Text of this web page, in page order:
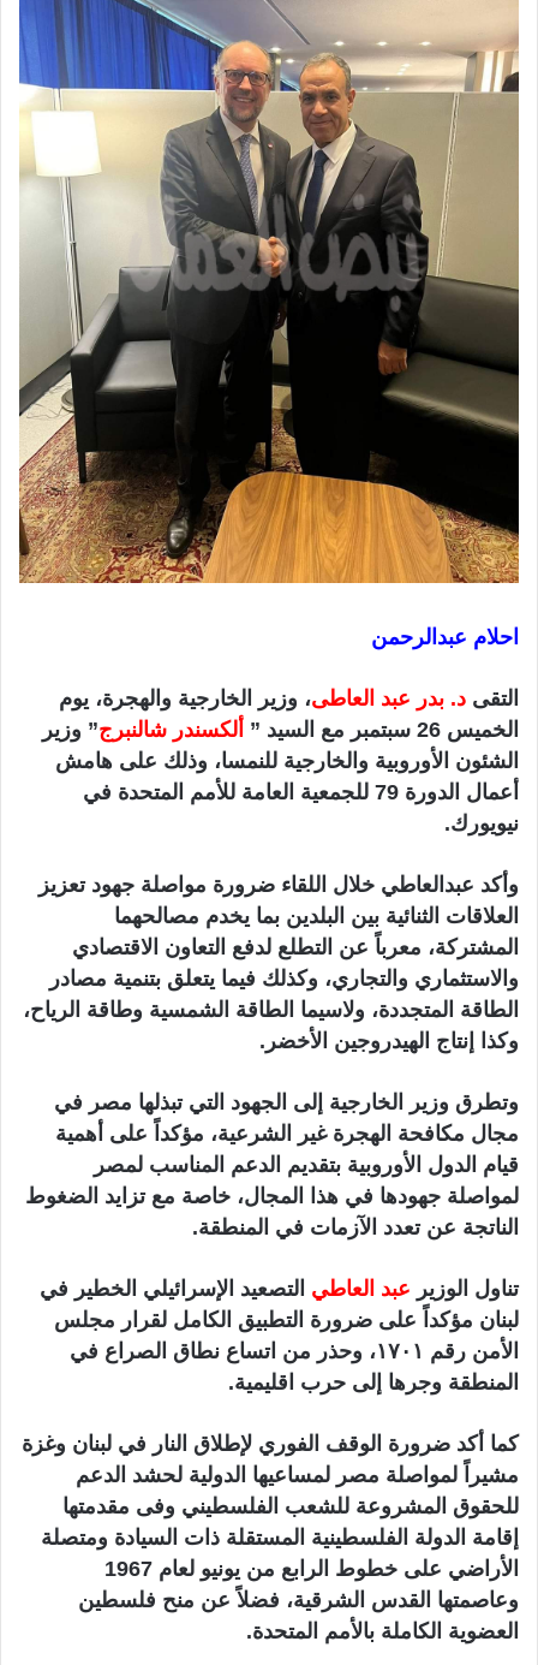
احلام عبدالرحمن
التقى د. بدر عبد العاطى، وزير الخارجية والهجرة، يوم
الخميس 26 سبتمبر مع السيد ”
ألكسندر شالنبرج” وزير
الشئون الأوروبية والخارجية للنمسا، وذلك على هامش
أعمال الدورة 79 للجمعية العامة للأمم المتحدة في
نيويورك.
وأكد عبدالعاطي خلال اللقاء ضرورة مواصلة جهود تعزيز
العلاقات الثنائية بين البلدين بما يخدم مصالحهما
المشتركة، معرباً عن التطلع لدفع التعاون الاقتصادي
والاستثماري والتجاري، وكذلك فيما يتعلق بتنمية مصادر
الطاقة المتجددة، ولاسيما الطاقة الشمسية وطاقة الرياح،
وكذا إنتاج الهيدروجين الأخضر.
وتطرق وزير الخارجية إلى الجهود التي تبذلها مصر في
مجال مكافحة الهجرة غير الشرعية، مؤكداً على أهمية
قيام الدول الأوروبية بتقديم الدعم المناسب لمصر
لمواصلة جهودها في هذا المجال، خاصة مع تزايد الضغوط
الناتجة عن تعدد الآزمات في المنطقة.
تناول الوزير عبد العاطي التصعيد الإسرائيلي الخطير في
لبنان مؤكداً على ضرورة التطبيق الكامل لقرار مجلس
الأمن رقم ١٧٠١، وحذر من اتساع نطاق الصراع في
المنطقة وجرها إلى حرب اقليمية.
كما أكد ضرورة الوقف الفوري لإطلاق النار في لبنان وغزة
مشيراً لمواصلة مصر لمساعيها الدولية لحشد الدعم
للحقوق المشروعة للشعب الفلسطيني وفى مقدمتها
إقامة الدولة الفلسطينية المستقلة ذات السيادة ومتصلة
الأراضي على خطوط الرابع من يونيو لعام 1967
وعاصمتها القدس الشرقية، فضلاً عن منح فلسطين
العضوية الكاملة بالأمم المتحدة.